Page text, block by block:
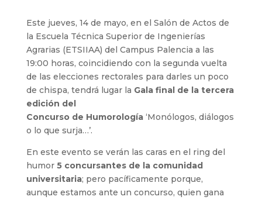
Este jueves, 14 de mayo, en el Salón de Actos de
la Escuela Técnica Superior de Ingenierías
Agrarias (ETSIIAA) del Campus Palencia a las
19:00 horas, coincidiendo con la segunda vuelta
de las elecciones rectorales para darles un poco
de chispa, tendrá lugar la Gala final de la tercera
edición del
Concurso de Humorología‘Monólogos, diálogos
o lo que surja…’.
En este evento se verán las caras en el ring del
humor 5 concursantes de la comunidad
universitaria; pero pacíficamente porque,
aunque estamos ante un concurso, quien gana